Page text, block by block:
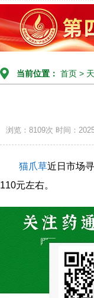
当前位置： 首页 >
浏览：8109次 时间：
猫爪草近日市场
110元左右。